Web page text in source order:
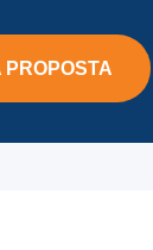
PROPOSTA